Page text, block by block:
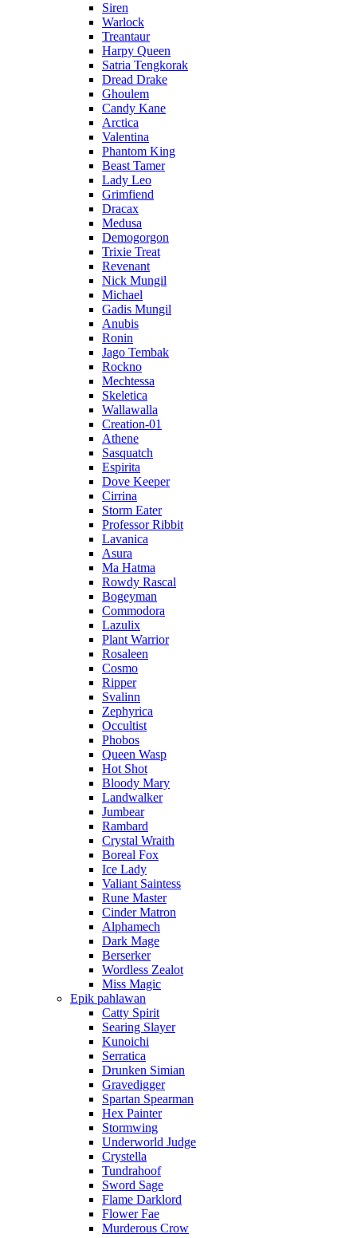
Siren
Warlock
Treantaur
Harpy Queen
Satria Tengkorak
Dread Drake
Ghoulem
Candy Kane
Arctica
Valentina
Phantom King
Beast Tamer
Lady Leo
Grimfiend
Dracax
Medusa
Demogorgon
Trixie Treat
Revenant
Nick Mungil
Michael
Gadis Mungil
Anubis
Ronin
Jago Tembak
Rockno
Mechtessa
Skeletica
Wallawalla
Creation-01
Athene
Sasquatch
Espirita
Dove Keeper
Cirrina
Storm Eater
Professor Ribbit
Lavanica
Asura
Ma Hatma
Rowdy Rascal
Bogeyman
Commodora
Lazulix
Plant Warrior
Rosaleen
Cosmo
Ripper
Svalinn
Zephyrica
Occultist
Phobos
Queen Wasp
Hot Shot
Bloody Mary
Landwalker
Jumbear
Rambard
Crystal Wraith
Boreal Fox
Ice Lady
Valiant Saintess
Rune Master
Cinder Matron
Alphamech
Dark Mage
Berserker
Wordless Zealot
Miss Magic
Epik pahlawan
Catty Spirit
Searing Slayer
Kunoichi
Serratica
Drunken Simian
Gravedigger
Spartan Spearman
Hex Painter
Stormwing
Underworld Judge
Crystella
Tundrahoof
Sword Sage
Flame Darklord
Flower Fae
Murderous Crow